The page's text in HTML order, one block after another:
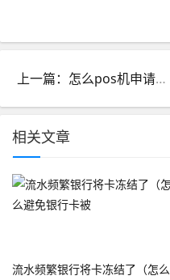
上一篇：怎么pos机申请办理_申请pos机怎么申请
相关文章
流水频繁银行将卡冻结了（怎么